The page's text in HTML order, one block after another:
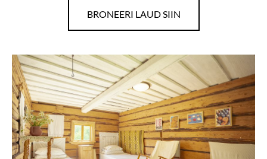
BRONEERI LAUD SIIN